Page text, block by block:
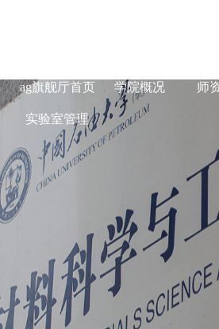
ag旗舰厅首页 学院概况 师
实验室管理